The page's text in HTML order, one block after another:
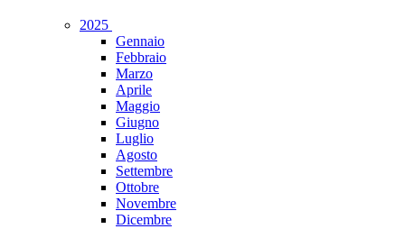
2025
Gennaio
Febbraio
Marzo
Aprile
Maggio
Giugno
Luglio
Agosto
Settembre
Ottobre
Novembre
Dicembre